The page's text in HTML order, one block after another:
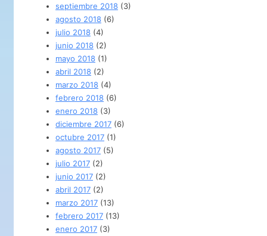
septiembre 2018 (3)
agosto 2018 (6)
julio 2018 (4)
junio 2018 (2)
mayo 2018 (1)
abril 2018 (2)
marzo 2018 (4)
febrero 2018 (6)
enero 2018 (3)
diciembre 2017 (6)
octubre 2017 (1)
agosto 2017 (5)
julio 2017 (2)
junio 2017 (2)
abril 2017 (2)
marzo 2017 (13)
febrero 2017 (13)
enero 2017 (3)